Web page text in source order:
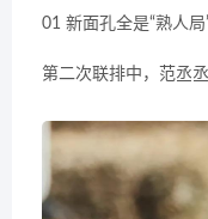
01 新面孔全是“熟人局”
第二次联排中，范丞